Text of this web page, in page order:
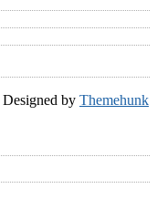
Designed by Themehunk